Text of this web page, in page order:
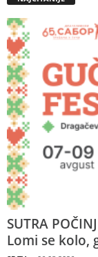
SUTRA
Lomi se kolo,